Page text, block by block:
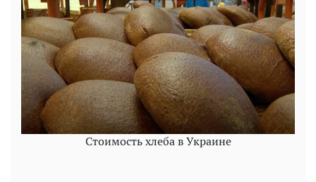
Стоимость хлеба в Украине